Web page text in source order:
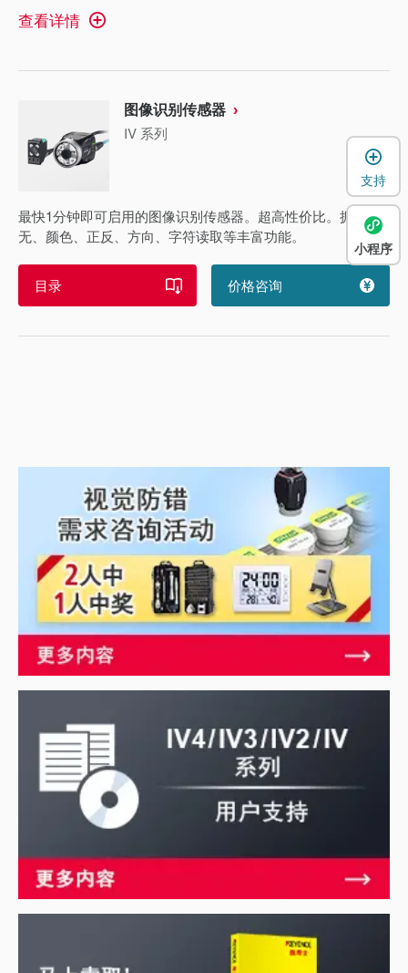
查看详情
图像识别传感器
IV 系列
最快1分钟即可启用的图像识别传感器。超高性价比。拥有有
无、颜色、正反、方向、字符读取等丰富功能。
目录 价格咨询
支持
小程序